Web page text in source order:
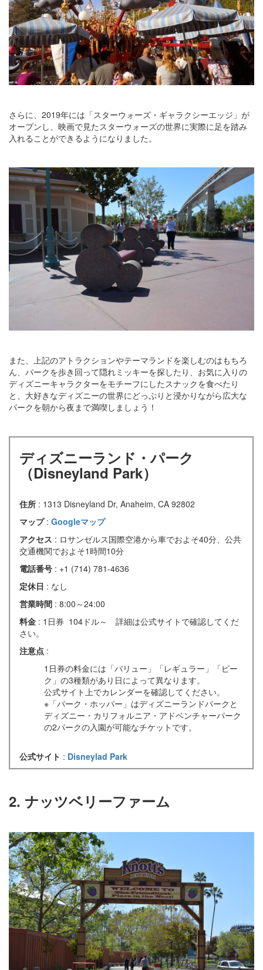
さらに、2019年には「スターウォーズ・ギャラクシーエッジ」が
オープンし、映画で見たスターウォーズの世界に実際に足を踏み
入れることができるようになりました。
また、上記のアトラクションやテーマランドを楽しむのはもちろ
ん、パークを歩き回って隠れミッキーを探したり、お気に入りの
ディズニーキャラクターをモチーフにしたスナックを食べたり
と、大好きなディズニーの世界にどっぷりと浸かりながら広大な
パークを朝から夜まで満喫しましょう！
ディズニーランド・パーク
（Disneyland Park）
住所 : 1313 Disneyland Dr, Anaheim, CA 92802
マップ : Googleマップ
アクセス : ロサンゼルス国際空港から車でおよそ40分、公共
交通機関でおよそ1時間10分
電話番号 : +1 (714) 781-4636
定休日 : なし
営業時間 : 8:00～24:00
料金 : 1日券 104ドル～ 詳細は公式サイトで確認してくだ
さい。
注意点 :
1日券の料金には「バリュー」「レギュラー」「ピー
ク」の3種類があり日によって異なります。
公式サイト上でカレンダーを確認してください。
※「パーク・ホッパー」はディズニーランドパークと
ディズニー・カリフォルニア・アドベンチャーパーク
の2パークの入園が可能なチケットです。
公式サイト : Disneylad Park
2. ナッツベリーファーム